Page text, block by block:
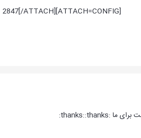
[ATTACH=CONFIG]2847[/ATTACH]